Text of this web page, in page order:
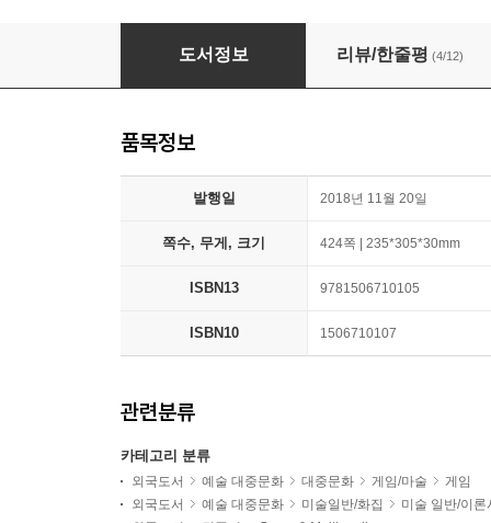
The Legend of Zelda: Breath of the Wild--
도서정보 리뷰/한줄평 (4/12)
품목정보
발행일 2018년 11월 20일
쪽수, 무게, 크기 424쪽 | 235*305*30mm
ISBN13 9781506710105
ISBN10 1506710107
관련분류
카테고리 분류
외국도서 예술 대중문화 대중문화 게임/마술
게임
외국도서
예술 대중문화 미술일반/화집
미술 일반/이론